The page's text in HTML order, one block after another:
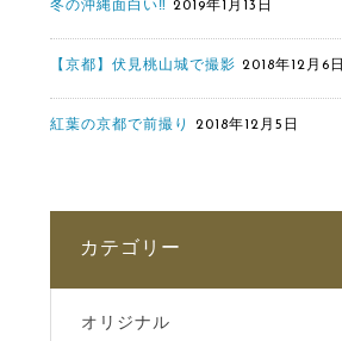
冬の沖縄面白い‼ 2019年1月13日
【京都】伏見桃山城で撮影 2018年12月6日
紅葉の京都で前撮り 2018年12月5日
カテゴリー
オリジナル